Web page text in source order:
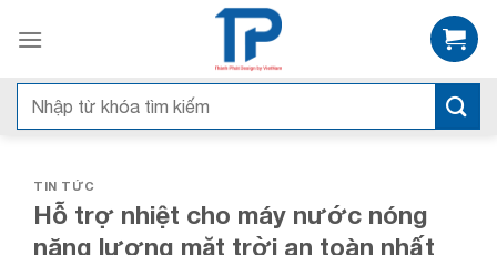
Tìm
kiếm:
TIN TỨC
Hỗ trợ nhiệt cho máy nước nóng
năng lượng mặt trời an toàn nhất